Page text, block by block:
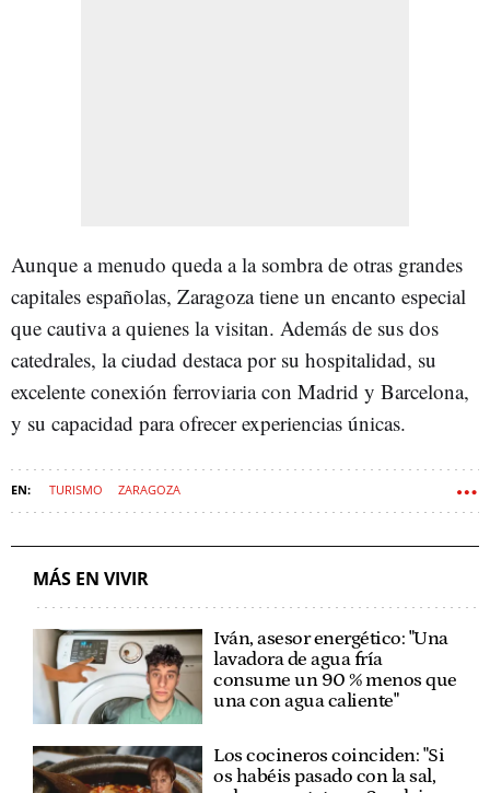
Aunque a menudo queda a la sombra de otras grandes
capitales españolas, Zaragoza tiene un encanto especial
que cautiva a quienes la visitan. Además de sus dos
catedrales, la ciudad destaca por su hospitalidad, su
excelente conexión ferroviaria con Madrid y Barcelona,
y su capacidad para ofrecer experiencias únicas.
TURISMO ZARAGOZA
MÁS EN VIVIR
Iván, asesor energético: "Una
lavadora de agua fría
consume un 90 % menos que
una con agua caliente"
Los cocineros coinciden: "Si
os habéis pasado con la sal,